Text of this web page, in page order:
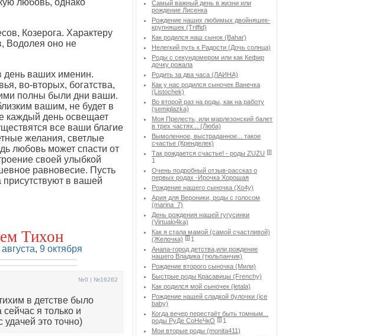
любовь, однако
Козерога. Характеру
Водолея оно не
ваших именин.
во-вторых, богатства,
полны были дни ваши.
вашим, не будет в
каждый день освещает
все ваши благие
желания, светлые
любовь может спасти от
своей улыбкой
равновесие. Пусть
присутствуют в вашей
Тихон
, 9 октября
№0 | №16262
в детстве было
я только и
это точно)
Cамый важный день в жизни или
рождение Лисенка
Рождение наших любимых двойняшек-
крупняшек (Triffid)
Как родился наш сынок (Bahar)
Нелегкий путь к Радости (Дочь солнца)
Роды с секундомером или как Кефир
дочку рожала
Родить за два часа (ЛАИНА)
Как у нас родился сыночек Ванечка
(Listochek)
Во второй раз на роды, как на работу
(semiglazka)
Моя Прелесть, или марлезонский балет
в трех частях... (Люба)
Вымоленное, выстраданное... такое
счастье (Кренделек)
Так рождается счастье! - роды ZUZU
1
Очень подробный отзыв-рассказ о
первых родах -Ирочка Хорошая
Рождение нашего сыночка (Хо4у)
Ария для Вероники, роды с голосом
(marina_7)
День рождения нашей гугусинки
(Virtualo4ka)
Как я стала мамой (самой счастливой)
(Желочка)
1
Анапа-город детства,или рождение
нашего Владика (тюльпанчик)
Рождение второго сыночка (Мили)
Быстрые роды Красавицы (Frenchy)
Как родился мой сыночек (letala)
Рождение нашей сладкой булочки (ice
baby)
Когда вечер перестаёт быть томным...
роды РуДе СоНеЧкО
1
Мои вторые роды (monita411)